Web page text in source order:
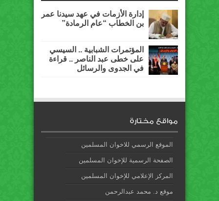
إدارة الأزمات في عهد سيدنا عمر
بن الخطاب “عام الرمادة”
المؤتمرات الشبابية .. السيسي
على خطى عبد الناصر .. قراءة
في الجدوى والرسائل
مواقع مختارة
الموقع الرسمي للاخوان المسلمين
الصفحة الرسمية للإخوان المسلمين
المركز الإعلامي للإخوان المسلمين
موقع د. محمد عبدالرحمن